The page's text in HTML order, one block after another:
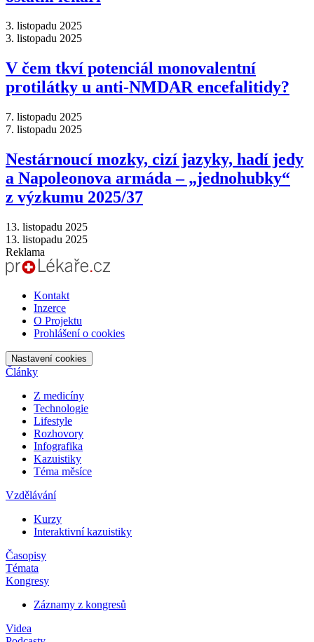
3. listopadu 2025
3. listopadu 2025
V čem tkví potenciál monovalentní
protilátky u anti-NMDAR encefalitidy?
7. listopadu 2025
7. listopadu 2025
Nestárnoucí mozky, cizí jazyky, hadí jedy
a Napoleonova armáda –⁠ „jednohubky“
z výzkumu 2025/37
13. listopadu 2025
13. listopadu 2025
Reklama
Kontakt
Inzerce
O Projektu
Prohlášení o cookies
Nastavení cookies
Články
Z medicíny
Technologie
Lifestyle
Rozhovory
Infografika
Kazuistiky
Téma měsíce
Vzdělávání
Kurzy
Interaktivní kazuistiky
Časopisy
Témata
Kongresy
Záznamy z kongresů
Videa